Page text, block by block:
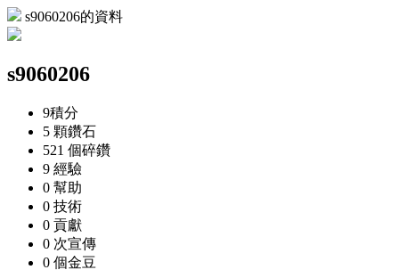
s9060206的資料
s9060206
9積分
5 顆鑽石
521 個碎鑽
9 經驗
0 幫助
0 技術
0 貢獻
0 次宣傳
0 個金豆